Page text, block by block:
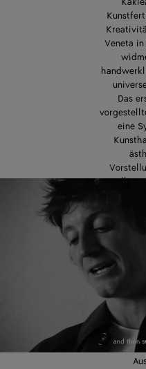
Veneta in
Das
eine
die
Savoir-
Veneta
die
Durch
Geflecht
ist das
auch